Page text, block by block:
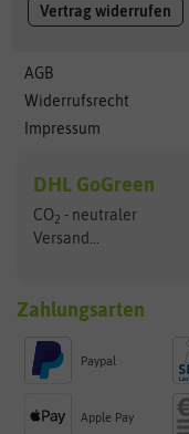
Vertrag widerrufen
AGB
Widerrufsrecht
Impressum
DHL GoGreen
CO2 - neutraler
Versand...
Zahlungsarten
Paypal
Apple Pay